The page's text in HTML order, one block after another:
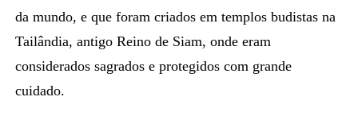
da mundo, e que foram criados emtemplos budistas na
Tailândia, antigo Reino de Siam, onde eram
considerados sagrados e protegidos com grande
cuidado.